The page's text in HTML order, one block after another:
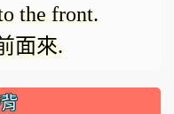
the front.
面來.